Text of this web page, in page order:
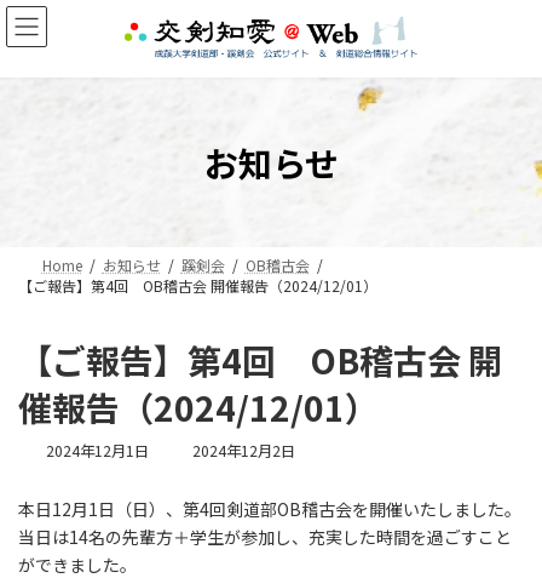
コ
ン
ン
ナ
ビ
ー
お知らせ
Home お知らせ 蹊剣会
OB稽古会
【ご報告】第4回 OB稽古会 開催報告（2024/12/01）
【ご報告】第4回 OB稽古会 開
催報告（2024/12/01）
2024年12月1日
最
新
日
2024年12月2日
本日12月1日（日）、第4回剣道部OB稽古会を開催いたしました。
当日は14名の先輩方＋学生が参加し、充実した時間を過ごすこと
ができました。